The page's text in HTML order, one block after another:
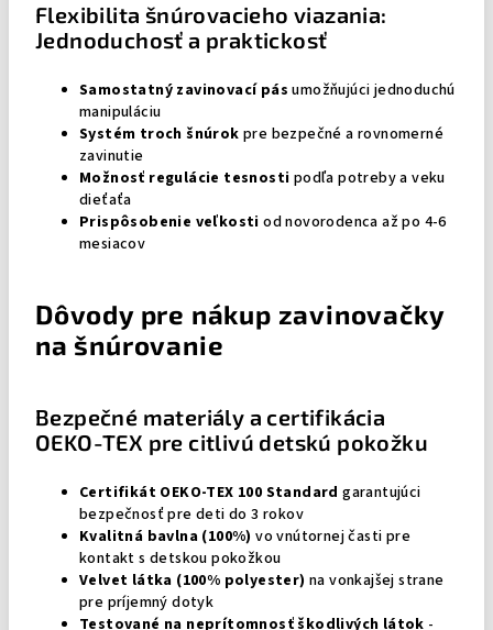
Flexibilita šnúrovacieho viazania:
Jednoduchosť a praktickosť
Samostatný zavinovací pás umožňujúci jednoduchú
manipuláciu
Systém troch šnúrok pre bezpečné a rovnomerné
zavinutie
Možnosť regulácie tesnosti podľa potreby a veku
dieťaťa
Prispôsobenie veľkosti od novorodenca až po 4-6
mesiacov
Dôvody pre nákup zavinovačky
na šnúrovanie
Bezpečné materiály a certifikácia
OEKO-TEX pre citlivú detskú pokožku
Certifikát OEKO-TEX 100 Standard garantujúci
bezpečnosť pre deti do 3 rokov
Kvalitná bavlna (100%) vo vnútornej časti pre
kontakt s detskou pokožkou
Velvet látka (100% polyester) na vonkajšej strane
pre príjemný dotyk
Testované na neprítomnosť škodlivých látok -